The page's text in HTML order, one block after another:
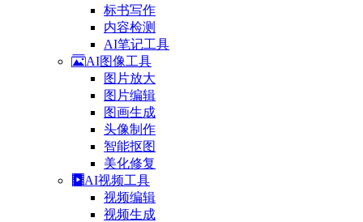
标书写作
内容检测
AI笔记工具
AI图像工具
图片放大
图片编辑
图画生成
头像制作
智能抠图
美化修复
AI视频工具
视频编辑
视频生成